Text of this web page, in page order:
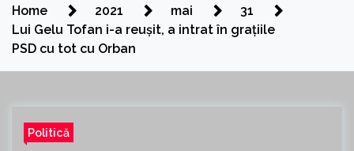
Home 2021 mai
31
Lui Gelu Tofan i-a reușit, a intrat în grațiile
PSD cu tot cu Orban
Politică